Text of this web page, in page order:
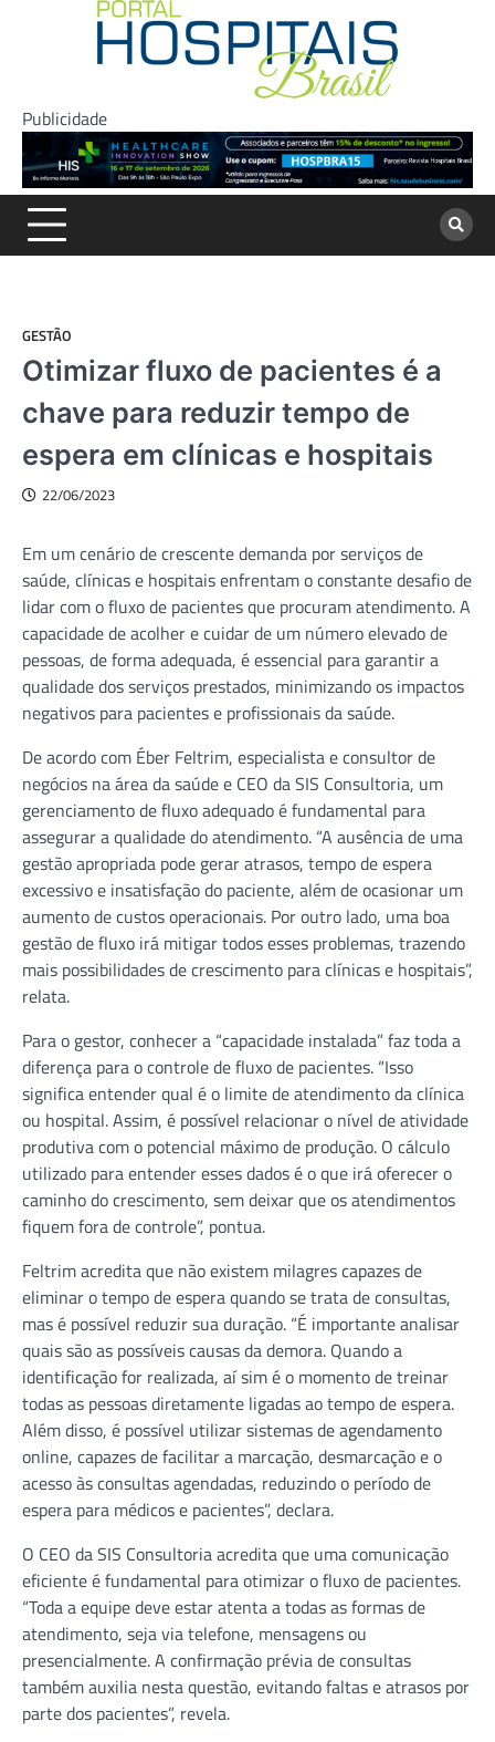
Publicidade
GESTÃO
Otimizar fluxo de pacientes é a
chave para reduzir tempo de
espera em clínicas e hospitais
22/06/2023
Em um cenário de crescente demanda por serviços de
saúde, clínicas e hospitais enfrentam o constante desafio de
lidar com o fluxo de pacientes que procuram atendimento. A
capacidade de acolher e cuidar de um número elevado de
pessoas, de forma adequada, é essencial para garantir a
qualidade dos serviços prestados, minimizando os impactos
negativos para pacientes e profissionais da saúde.
De acordo com Éber Feltrim, especialista e consultor de
negócios na área da saúde e CEO da SIS Consultoria, um
gerenciamento de fluxo adequado é fundamental para
assegurar a qualidade do atendimento. “A ausência de uma
gestão apropriada pode gerar atrasos, tempo de espera
excessivo e insatisfação do paciente, além de ocasionar um
aumento de custos operacionais. Por outro lado, uma boa
gestão de fluxo irá mitigar todos esses problemas, trazendo
mais possibilidades de crescimento para clínicas e hospitais”,
relata.
Para o gestor, conhecer a “capacidade instalada” faz toda a
diferença para o controle de fluxo de pacientes. “Isso
significa entender qual é o limite de atendimento da clínica
ou hospital. Assim, é possível relacionar o nível de atividade
produtiva com o potencial máximo de produção. O cálculo
utilizado para entender esses dados é o que irá oferecer o
caminho do crescimento, sem deixar que os atendimentos
fiquem fora de controle”, pontua.
Feltrim acredita que não existem milagres capazes de
eliminar o tempo de espera quando se trata de consultas,
mas é possível reduzir sua duração. “É importante analisar
quais são as possíveis causas da demora. Quando a
identificação for realizada, aí sim é o momento de treinar
todas as pessoas diretamente ligadas ao tempo de espera.
Além disso, é possível utilizar sistemas de agendamento
online, capazes de facilitar a marcação, desmarcação e o
acesso às consultas agendadas, reduzindo o período de
espera para médicos e pacientes”, declara.
O CEO da SIS Consultoria acredita que uma comunicação
eficiente é fundamental para otimizar o fluxo de pacientes.
“Toda a equipe deve estar atenta a todas as formas de
atendimento, seja via telefone, mensagens ou
presencialmente. A confirmação prévia de consultas
também auxilia nesta questão, evitando faltas e atrasos por
parte dos pacientes”, revela.